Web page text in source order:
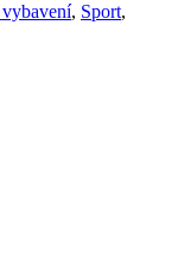
, Sport,